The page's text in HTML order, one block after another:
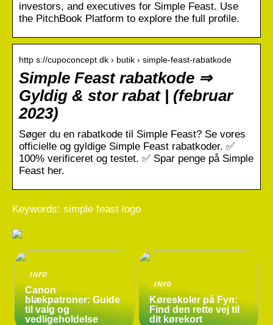
investors, and executives for Simple Feast. Use
the PitchBook Platform to explore the full profile.
http s://cupoconcept.dk › butik › simple-feast-rabatkode
Simple Feast rabatkode ⇒
Gyldig & stor rabat | (februar
2023)
Søger du en rabatkode til Simple Feast? Se vores
officielle og gyldige Simple Feast rabatkoder. ✅
100% verificeret og testet. ✅ Spar penge på Simple
Feast her.
Keywords: simple feast logo
INFO
Canon
blækpatroner: Guide
til valg og
vedligeholdelse
INFO
Køreskoler på Fyn:
Find den rette vej til
dit kørekort